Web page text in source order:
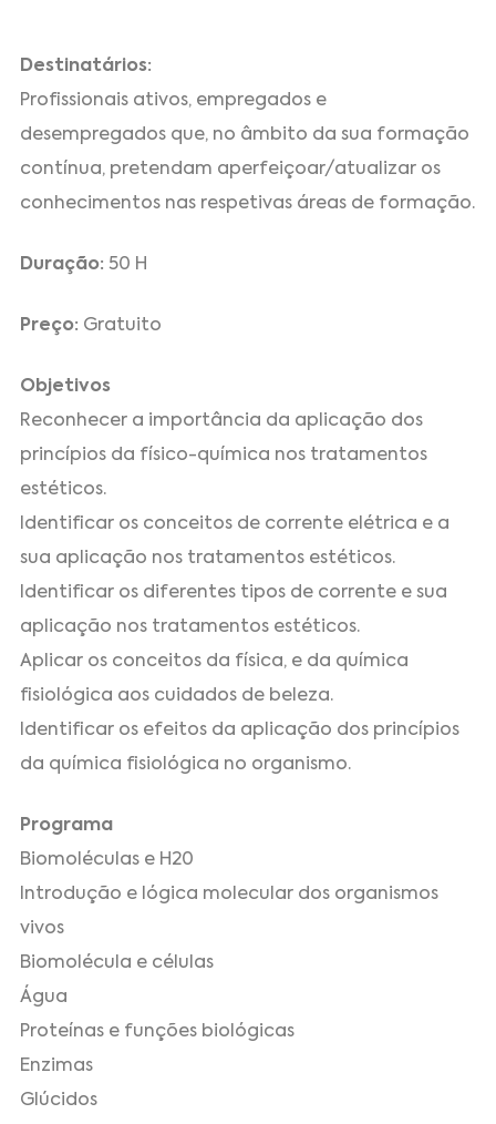
Destinatários:
Profissionais ativos, empregados e
desempregados que, no âmbito da sua formação
contínua, pretendam aperfeiçoar/atualizar os
conhecimentos nas respetivas áreas de formação.
Duração: 50 H
Preço: Gratuito
Objetivos
Reconhecer a importância da aplicação dos
princípios da físico-química nos tratamentos
estéticos.
Identificar os conceitos de corrente elétrica e a
sua aplicação nos tratamentos estéticos.
Identificar os diferentes tipos de corrente e sua
aplicação nos tratamentos estéticos.
Aplicar os conceitos da física, e da química
fisiológica aos cuidados de beleza.
Identificar os efeitos da aplicação dos princípios
da química fisiológica no organismo.
Programa
Biomoléculas e H20
Introdução e lógica molecular dos organismos
vivos
Biomolécula e células
Água
Proteínas e funções biológicas
Enzimas
Glúcidos